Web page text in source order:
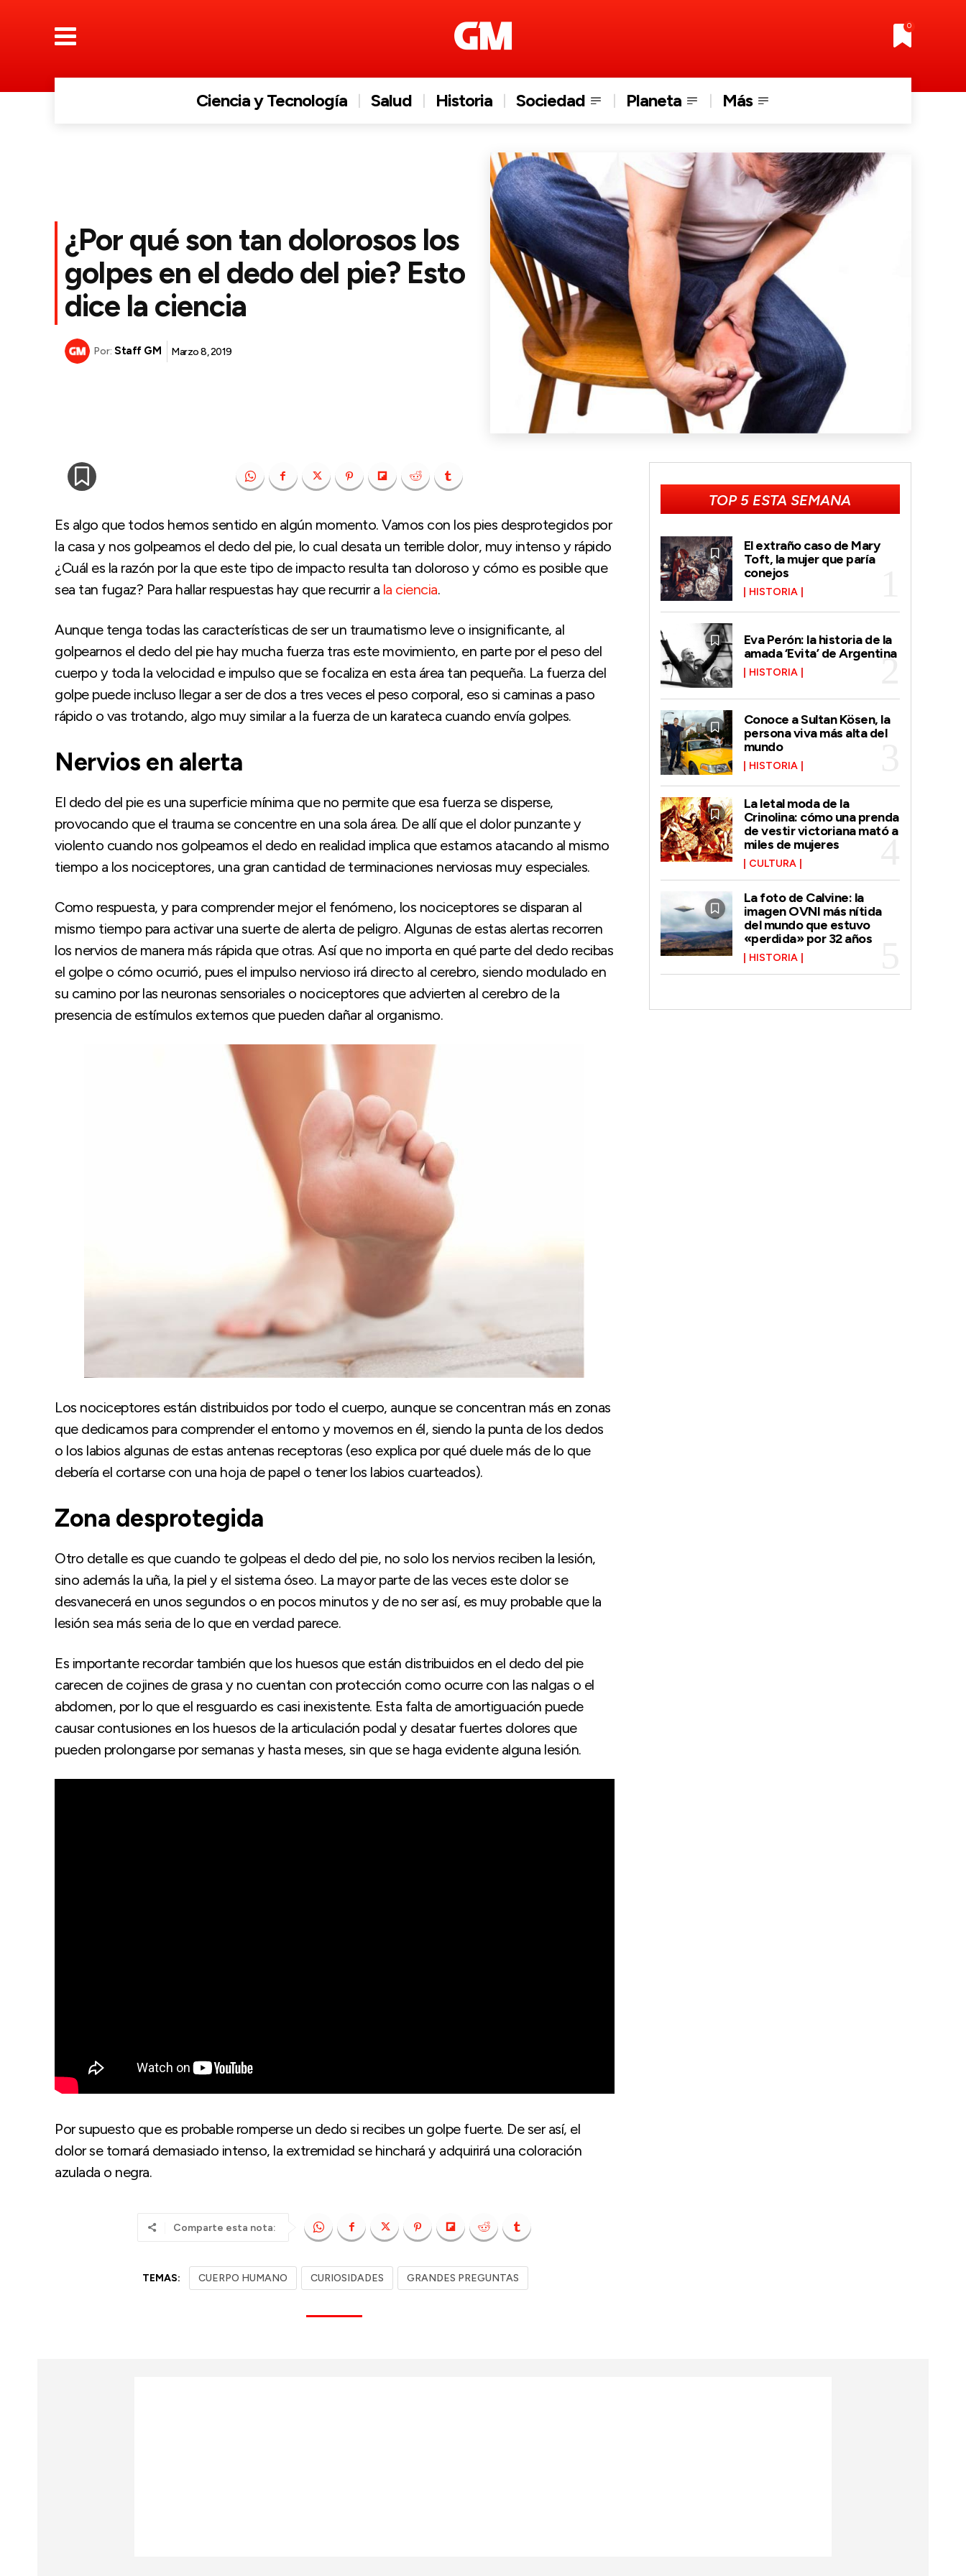
0
Ciencia y Tecnología Salud Historia Sociedad Planeta Más
¿Por qué son tan dolorosos los
golpes en el dedo del pie? Esto
dice la ciencia
Por: Staff GM Marzo 8, 2019
Es algo que todos hemos sentido en algún momento. Vamos con los pies desprotegidos por
la casa y nos golpeamos el dedo del pie, lo cual desata un terrible dolor, muy intenso y rápido
¿Cuál es la razón por la que este tipo de impacto resulta tan doloroso y cómo es posible que
sea tan fugaz? Para hallar respuestas hay que recurrir a la ciencia.
Aunque tenga todas las características de ser un traumatismo leve o insignificante, al
golpearnos el dedo del pie hay mucha fuerza tras este movimiento, en parte por el peso del
cuerpo y toda la velocidad e impulso que se focaliza en esta área tan pequeña. La fuerza del
golpe puede incluso llegar a ser de dos a tres veces el peso corporal, eso si caminas a paso
rápido o vas trotando, algo muy similar a la fuerza de un karateca cuando envía golpes.
Nervios en alerta
El dedo del pie es una superficie mínima que no permite que esa fuerza se disperse,
provocando que el trauma se concentre en una sola área. De allí que el dolor punzante y
violento cuando nos golpeamos el dedo en realidad implica que estamos atacando al mismo
tiempo a los nociceptores, una gran cantidad de terminaciones nerviosas muy especiales.
Como respuesta, y para comprender mejor el fenómeno, los nociceptores se disparan al
mismo tiempo para activar una suerte de alerta de peligro. Algunas de estas alertas recorren
los nervios de manera más rápida que otras. Así que no importa en qué parte del dedo recibas
el golpe o cómo ocurrió, pues el impulso nervioso irá directo al cerebro, siendo modulado en
su camino por las neuronas sensoriales o nociceptores que advierten al cerebro de la
presencia de estímulos externos que pueden dañar al organismo.
Los nociceptores están distribuidos por todo el cuerpo, aunque se concentran más en zonas
que dedicamos para comprender el entorno y movernos en él, siendo la punta de los dedos
o los labios algunas de estas antenas receptoras (eso explica por qué duele más de lo que
debería el cortarse con una hoja de papel o tener los labios cuarteados).
Zona desprotegida
Otro detalle es que cuando te golpeas el dedo del pie, no solo los nervios reciben la lesión,
sino además la uña, la piel y el sistema óseo. La mayor parte de las veces este dolor se
desvanecerá en unos segundos o en pocos minutos y de no ser así, es muy probable que la
lesión sea más seria de lo que en verdad parece.
Es importante recordar también que los huesos que están distribuidos en el dedo del pie
carecen de cojines de grasa y no cuentan con protección como ocurre con las nalgas o el
abdomen, por lo que el resguardo es casi inexistente. Esta falta de amortiguación puede
causar contusiones en los huesos de la articulación podal y desatar fuertes dolores que
pueden prolongarse por semanas y hasta meses, sin que se haga evidente alguna lesión.
Por supuesto que es probable romperse un dedo si recibes un golpe fuerte. De ser así, el
dolor se tornará demasiado intenso, la extremidad se hinchará y adquirirá una coloración
azulada o negra.
Comparte esta nota:
TEMAS: CUERPO HUMANO CURIOSIDADES GRANDES PREGUNTAS
TOP 5 ESTA SEMANA
El extraño caso de Mary
Toft, la mujer que paría
conejos
HISTORIA
Eva Perón: la historia de la
amada ‘Evita’ de Argentina
HISTORIA
Conoce a Sultan Kösen, la
persona viva más alta del
mundo
HISTORIA
La letal moda de la
Crinolina: cómo una prenda
de vestir victoriana mató a
miles de mujeres
CULTURA
La foto de Calvine: la
imagen OVNI más nítida
del mundo que estuvo
«perdida» por 32 años
HISTORIA